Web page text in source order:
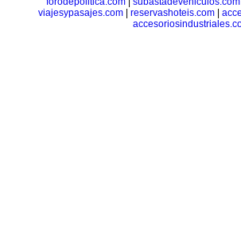
viajesypasajes.com
reservashoteis.com